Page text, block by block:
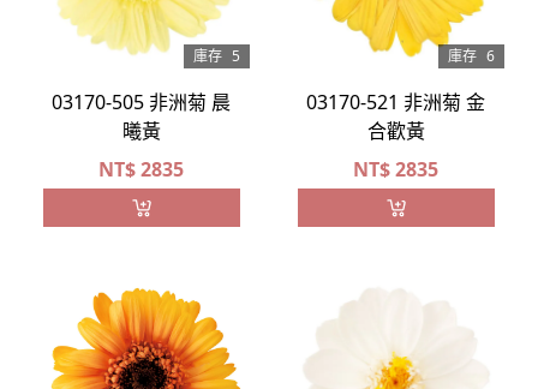
庫存 5
03170-505 非洲菊 晨
曦黃
NT$2835
庫存 6
03170-521 非洲菊 金
合歡黃
NT$2835